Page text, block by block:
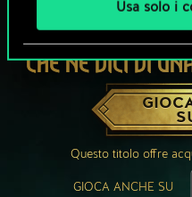
Usa solo i
CHE NE DICI DI
Questo titolo offre
GIOCA ANCHE SU